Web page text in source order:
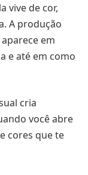
vive de cor,
A produção
em
e até em como
cria
você abre
cores que te